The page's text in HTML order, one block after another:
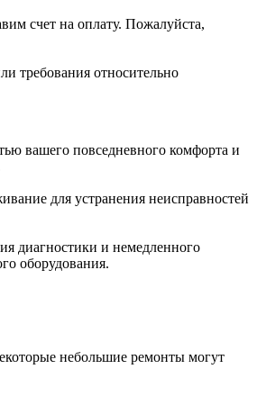
счет на оплату. Пожалуйста,
требования относительно
вашего повседневного комфорта и
для устранения неисправностей
диагностики и немедленного
оборудования.
небольшие ремонты могут